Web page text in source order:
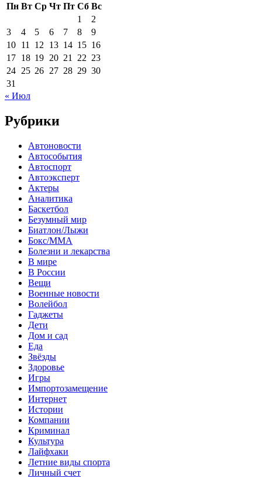
Пн Вт Ср Чт Пт Сб Вс
1
2
3
4 5 6 7 8
9
10 11 12 13 14 15 16
17 18 19 20 21 22 23
24 25 26 27 28 29 30
31
« Июл
Рубрики
Автоновости
Автособытия
Автоспорт
Автоэксперт
Актеры
Аналитика
Баскетбол
Безумный мир
Биатлон/Лыжи
Бокс/MMA
Болезни и лекарства
В мире
В России
Вещи
Военные новости
Волейбол
Гаджеты
Дети
Дом и сад
Еда
Звёзды
Здоровье
Игры
Импортозамещение
Интернет
Истории
Компании
Криминал
Культура
Лайфхаки
Летние виды спорта
Личный счет